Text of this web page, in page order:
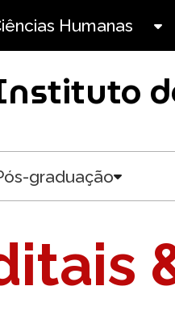
Humanas
graduação